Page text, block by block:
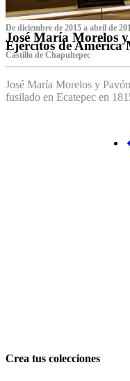
De diciembre de 2015 a abril de
José María Morelos
Ejércitos de América
C‌astillo de Chapultepec
José María Morelos y
fusilado en Ecatepec en
Crea tus colecciones